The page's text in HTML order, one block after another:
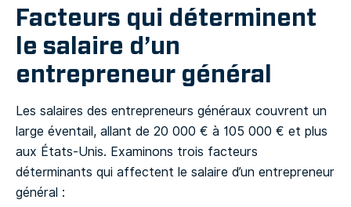
Facteurs qui déterminent
le salaire d’un
entrepreneur général
Les salaires des entrepreneurs généraux couvrent un
large éventail, allant de 20 000 € à 105 000 € et plus
aux États-Unis. Examinons trois facteurs
déterminants qui affectent le salaire d’un entrepreneur
général :